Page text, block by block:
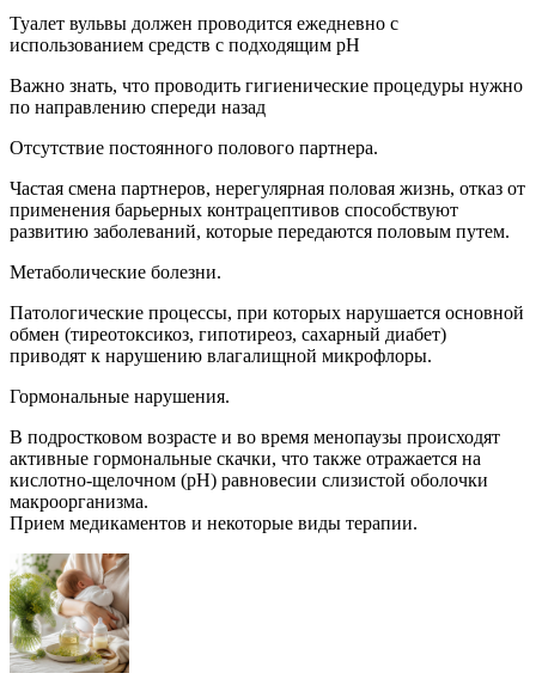
Туалет вульвы должен проводится ежедневно с
использованием средств с подходящим рН
Важно знать, что проводить гигиенические процедуры нужно
по направлению спереди назад
Отсутствие постоянного полового партнера.
Частая смена партнеров, нерегулярная половая жизнь, отказ от
применения барьерных контрацептивов способствуют
развитию заболеваний, которые передаются половым путем.
Метаболические болезни.
Патологические процессы, при которых нарушается основной
обмен (тиреотоксикоз, гипотиреоз, сахарный диабет)
приводят к нарушению влагалищной микрофлоры.
Гормональные нарушения.
В подростковом возрасте и во время менопаузы происходят
активные гормональные скачки, что также отражается на
кислотно-щелочном (рН) равновесии слизистой оболочки
макроорганизма.
Прием медикаментов и некоторые виды терапии.